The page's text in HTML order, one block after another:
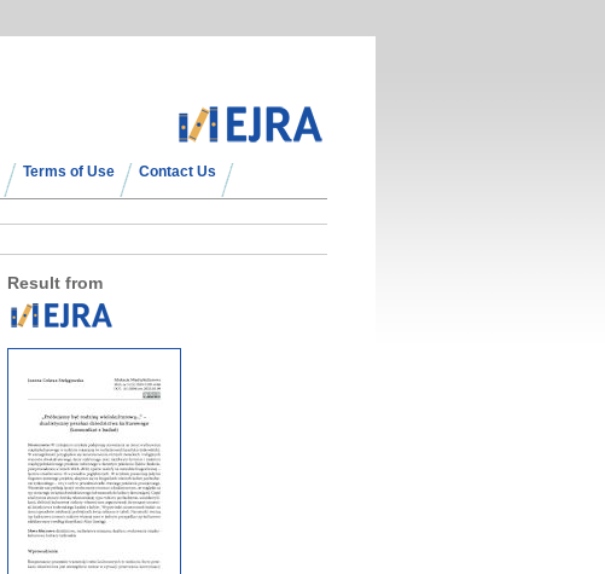
Terms of Use Contact Us
Result from